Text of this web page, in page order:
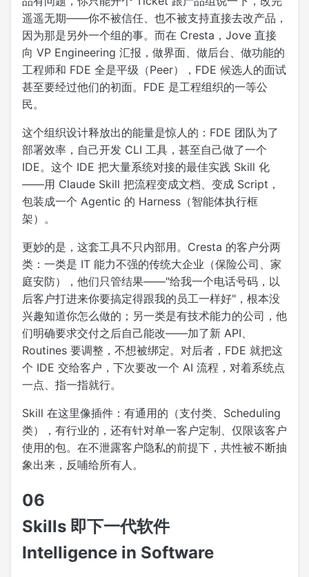
遥遥无期——你不被信任、也不被支持直接去改产品，
因为那是另外一个组的事。而在 Cresta，Jove 直接
向 VP Engineering 汇报，做界面、做后台、做功能的
工程师和 FDE 全是平级（Peer），FDE 候选人的面试
甚至要经过他们的初面。FDE 是工程组织的一等公
民。
这个组织设计释放出的能量是惊人的：FDE 团队为了
部署效率，自己开发 CLI 工具，甚至自己做了一个
IDE。这个 IDE 把大量系统对接的最佳实践 Skill 化
——用 Claude Skill 把流程变成文档、变成 Script，
包装成一个 Agentic 的 Harness（智能体执行框
架）。
更妙的是，这套工具不只内部用。Cresta 的客户分两
类：一类是 IT 能力不强的传统大企业（保险公司、家
庭安防），他们只管结果——"给我一个电话号码，以
后客户打进来你要搞定得跟我的员工一样好"，根本没
兴趣知道你怎么做的；另一类是有技术能力的公司，他
们明确要求交付之后自己能改——加了新 API、
Routines 要调整，不想被绑定。对后者，FDE 就把这
个 IDE 交给客户，下次要改一个 AI 流程，对着系统点
一点、指一指就行。
Skill 在这里像插件：有通用的（支付类、Scheduling
类），有行业的，还有针对单一客户定制、仅限该客户
使用的包。在不泄露客户隐私的前提下，共性被不断抽
象出来，反哺给所有人。
06
Skills 即下一代软件
Intelligence in Software